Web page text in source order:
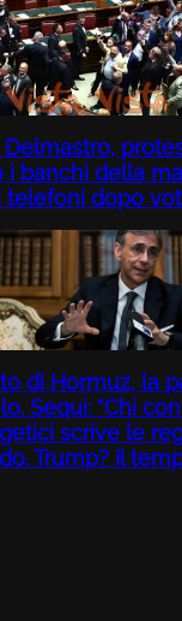
Delmastro,
i banchi della
telefoni dopo
di Hormuz, la
Sequi: “Chi
scrive le
Trump? Il